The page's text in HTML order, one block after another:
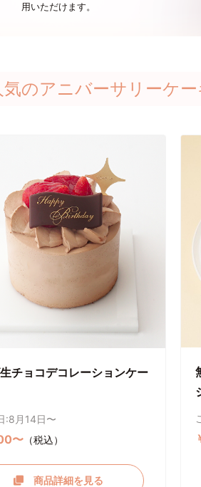
用いただけます。
のアニバーサリーケー
チョコデコレーションケー
:8月14日〜
〜 （税込）
商品詳細を見る